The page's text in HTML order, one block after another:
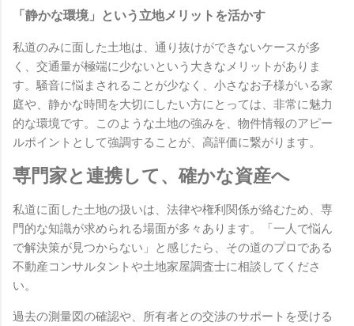
「静かな環境」という立地メリットを活かす
私道のみに面した土地は、通り抜けができないケースが多
く、交通量が極端に少ないという大きなメリットがありま
す。騒音に悩まされることが少なく、小さなお子様がいる家
庭や、静かな時間を大切にしたい方にとっては、非常に魅力
的な環境です。このような土地の強みを、物件情報のアピー
ルポイントとして強調することが、高評価に繋がります。
専門家と連携して、確かな資産へ
私道に面した土地の扱いは、法律や権利関係が絡むため、専
門的な知識が求められる場面が多々あります。「一人で悩ん
で解決策が見つからない」と感じたら、その道のプロである
不動産コンサルタントや土地家屋調査士に相談してくださ
い。
過去の測量図の確認や、所有者との交渉のサポートを受ける